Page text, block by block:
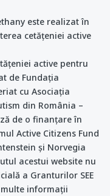
este realizat în
cetăţeniei active
active pentru
de Fundația
cu Asociația
din România –
de o finanțare în
Active Citizens Fund
și Norvegia
acestui website nu
a Granturilor SEE
multe informații